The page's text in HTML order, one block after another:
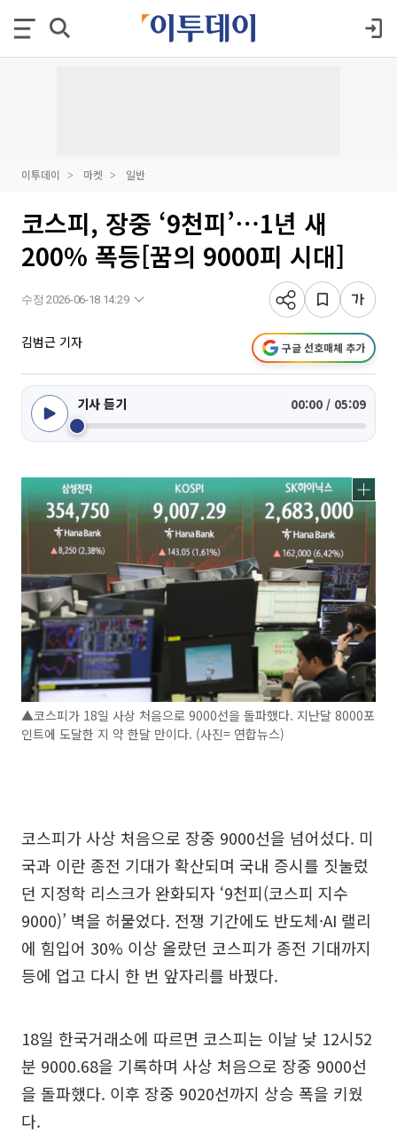
이투데이 마켓 일반
코스피, 장중 ‘9천피’⋯1년 새
200% 폭등[꿈의 9000피 시대]
수정 2026-06-18 14:29
김범근 기자 구글 선호매체 추가
기사 듣기 00:00 / 05:09
▲코스피가 18일 사상 처음으로 9000선을 돌파했다. 지난달 8000포
인트에 도달한 지 약 한달 만이다. (사진= 연합뉴스)
코스피가 사상 처음으로 장중 9000선을 넘어섰다. 미
국과 이란 종전 기대가 확산되며 국내 증시를 짓눌렀
던 지정학 리스크가 완화되자 ‘9천피(코스피 지수
9000)’ 벽을 허물었다. 전쟁 기간에도 반도체·AI 랠리
에 힘입어 30% 이상 올랐던 코스피가 종전 기대까지
등에 업고 다시 한 번 앞자리를 바꿨다.
18일 한국거래소에 따르면 코스피는 이날 낮 12시52
분 9000.68을 기록하며 사상 처음으로 장중 9000선
을 돌파했다. 이후 장중 9020선까지 상승 폭을 키웠
다.